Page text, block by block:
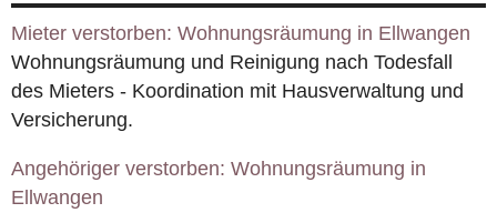
Mieter verstorben: Wohnungsräumung in Ellwangen
Wohnungsräumung und Reinigung nach Todesfall
des Mieters - Koordination mit Hausverwaltung und
Versicherung.
Angehöriger verstorben: Wohnungsräumung in
Ellwangen